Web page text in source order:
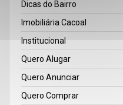
Dicas do Bairro
Imobiliária Cacoal
Institucional
Quero Alugar
Quero Anunciar
Quero Comprar